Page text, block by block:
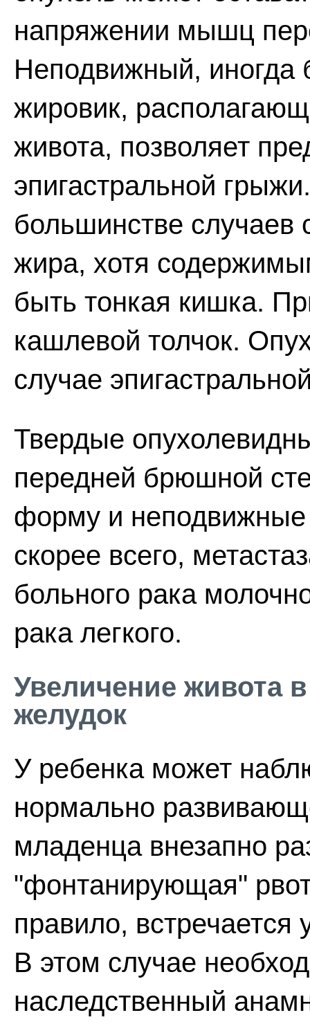
напряжении мышц
Неподвижный, иногда
жировик,
живота, позволяет
эпигастральной
большинстве случаев
жира, хотя
быть тонкая кишка.
кашлевой толчок.
случае
Твердые
передней брюшной
форму и неподвижные
скорее всего,
больного рака
рака легкого.
Увеличение живота
желудок
У ребенка может
нормально
младенца внезапно
"фонтанирующая"
правило, встречается
В этом случае
наследственный